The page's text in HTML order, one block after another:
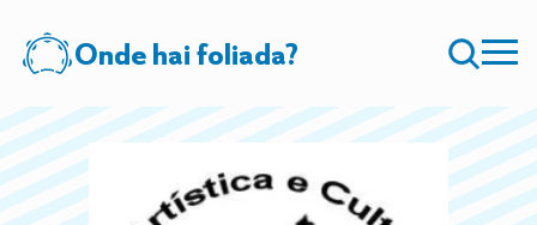
Onde hai foliada?